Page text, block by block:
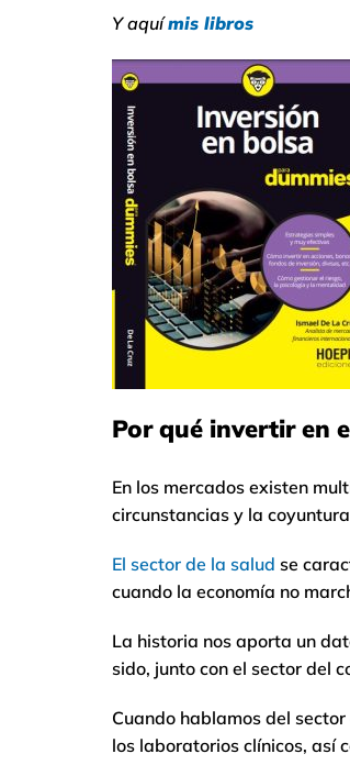
Y aquímis libros
Por qué invertir en
En los mercados existen
circunstancias y la
El sector de la salud se
cuando la economía no
La historia nos aporta un
sido, junto con el sector del
Cuando hablamos del
los laboratorios clínicos, así